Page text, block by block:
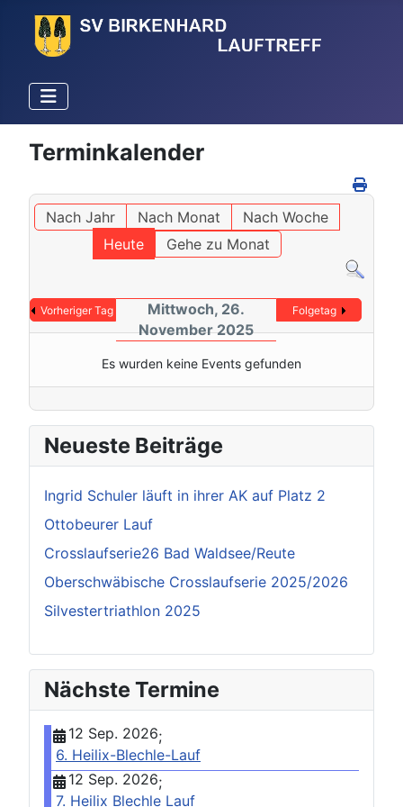
Terminkalender
Nach Jahr Nach Monat
Nach Woche
Heute
Gehe zu Monat
Vorheriger Tag
Mittwoch, 26.
November 2025
Folgetag
Es wurden keine Events gefunden
Neueste Beiträge
Ingrid Schuler läuft in ihrer AK auf Platz 2
Ottobeurer Lauf
Crosslaufserie26 Bad Waldsee/Reute
Oberschwäbische Crosslaufserie 2025/2026
Silvestertriathlon 2025
Nächste Termine
12 Sep. 2026;
6. Heilix-Blechle-Lauf
12 Sep. 2026;
7. Heilix Blechle Lauf